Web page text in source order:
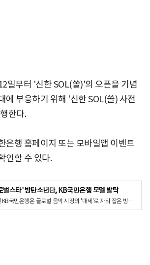
일부터 '신한 SOL(쏠)'의 오픈을 기념
에 부응하기 위해 '신한 SOL(쏠) 사전
한다.
은행 홈페이지 또는 모바일앱 이벤트
인할 수 있다.
벌스타' 방탄소년단, KB국민은행 모델 발탁
10일 KB국민은행은 글로벌 음악 시장의 '대세'로 자리 잡은 방탄소년단과 모델계약을 체결했다고 밝혔다.